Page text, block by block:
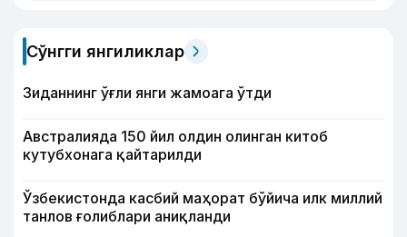
Сўнгги янгиликлар
Зиданнинг ўғли янги жамоага ўтди
Австралияда 150 йил олдин олинган китоб
кутубхонага қайтарилди
Ўзбекистонда касбий маҳорат бўйича илк миллий
танлов ғолиблари аниқланди